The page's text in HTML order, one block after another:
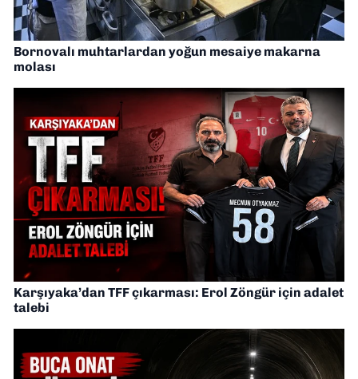
Bornovalı muhtarlardan yoğun mesaiye makarna
molası
Karşıyaka’dan TFF çıkarması: Erol Zöngür için adalet
talebi